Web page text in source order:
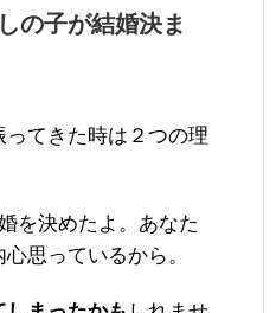
の子が結婚決ま
てきた時は２つの理
を決めたよ。あなた
思っているから。